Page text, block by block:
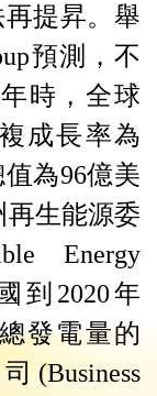
提昇。舉
預測，不
年時，全球
成長率為
值為96億美
再生能源委
Energy
國到 2020年
發電量的
(Business